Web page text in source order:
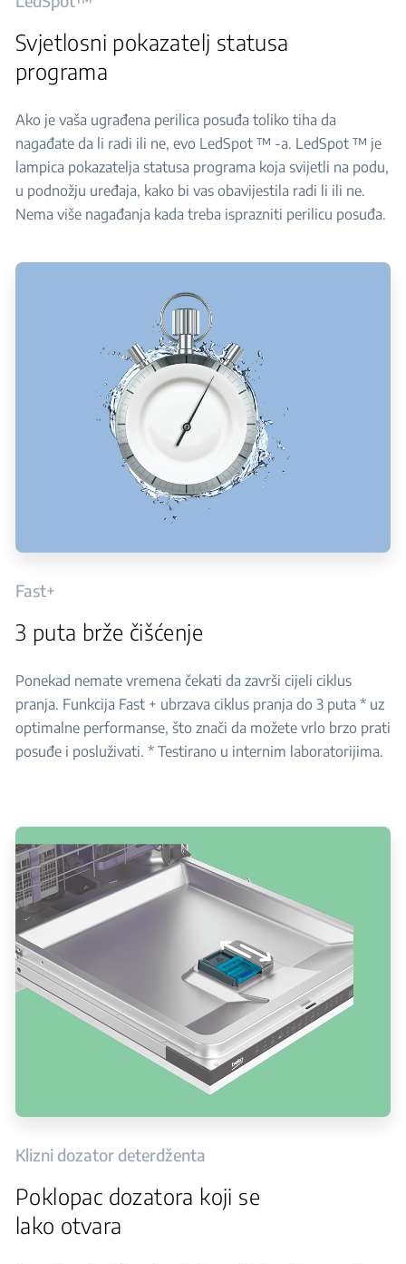
Svjetlosni pokazatelj statusa
programa
Ako je vaša ugrađena perilica posuđa toliko tiha da
nagađate da li radi ili ne, evo LedSpot ™ -a. LedSpot ™ je
lampica pokazatelja statusa programa koja svijetli na podu,
u podnožju uređaja, kako bi vas obavijestila radi li ili ne.
Nema više nagađanja kada treba isprazniti perilicu posuđa.
Fast+
3 puta brže čišćenje
Ponekad nemate vremena čekati da završi cijeli ciklus
pranja. Funkcija Fast + ubrzava ciklus pranja do 3 puta * uz
optimalne performanse, što znači da možete vrlo brzo prati
posuđe i posluživati. * Testirano u internim laboratorijima.
Klizni dozator deterdženta
Poklopac dozatora koji se
lako otvara